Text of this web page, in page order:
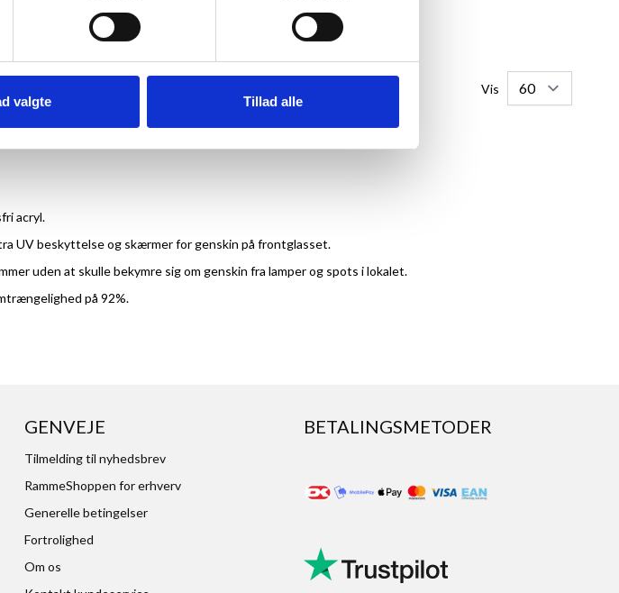
valgte Tillad alle
Vis
acryl.
UV beskyttelse og skærmer for genskin på frontglasset.
uden at skulle bekymre sig om genskin fra lamper og spots i lokalet.
på 92%.
GENVEJE
Tilmelding til nyhedsbrev
RammeShoppen for erhverv
Generelle betingelser
Fortrolighed
Om os
BETALINGSMETODER